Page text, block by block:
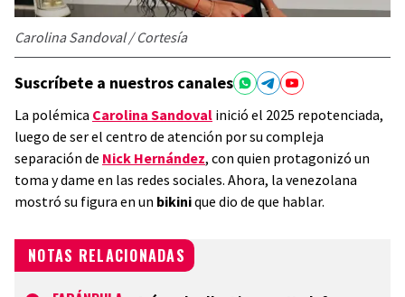
Carolina Sandoval / Cortesía
Suscríbete a nuestros canales
La polémica Carolina Sandoval inició el 2025 repotenciada,
luego de ser el centro de atención por su compleja
separación de Nick Hernández, con quien protagonizó un
toma y dame en las redes sociales. Ahora, la venezolana
mostró su figura en un bikinique dio de que hablar.
NOTAS RELACIONADAS